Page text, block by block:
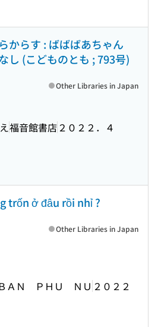
からす : ばばばあちゃん
し (こどものとも ; 793号)
福音館書店 ２０２２．４
Other Libraries in Japan
trốn ở đâu rồi nhỉ ?
ＡＮ ＰＨＵ ＮＵ ２０２２
Other Libraries in Japan